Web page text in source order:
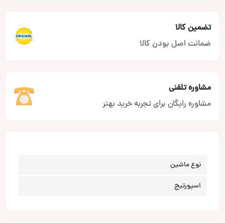
تضمین کالا
ضمانت اصل بودن کالا
مشاوره تلفنی
مشاوره رایگان برای تجربه خرید بهتر
نوع ماشین
اسپورتیج